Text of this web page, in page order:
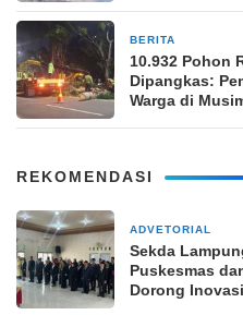
BERITA
10.932 Pohon
Dipangkas:
Warga di
REKOMENDASI
ADVETORIAL
‎Sekda
Puskesmas
Dorong